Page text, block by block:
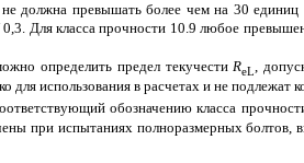
не должна превышать более чем на 30
0,3. Для класса прочности 10.9 любое
определить предел текучестиReL,
для использования в расчетах и не подлежат
обозначению класса
при испытаниях полноразмерных болтов,